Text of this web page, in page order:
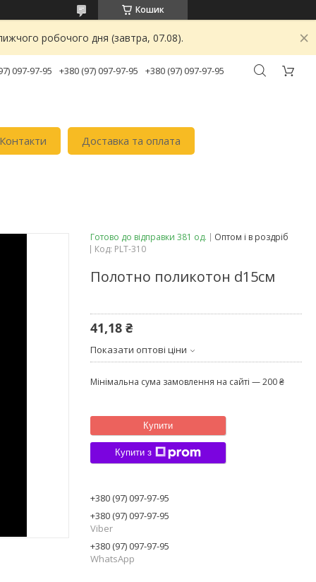
Кошик
робочого дня (завтра, 07.08).
097-97-95 +380 (97) 097-97-95 +380 (97) 097-97-95
Контакти Доставка та оплата
Готово до відправки 381 од.
Оптом і в роздріб
Код: PLT-310
Полотно поликотон d15см
41,18 ₴
Показати оптові ціни
Мінімальна сума замовлення на сайті — 200 ₴
Купити
Купити з
+380 (97) 097-97-95
+380 (97) 097-97-95
Viber
+380 (97) 097-97-95
WhatsApp